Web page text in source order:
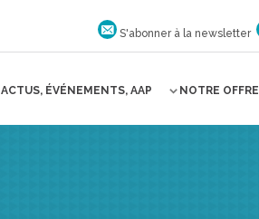
S'abonner à la newsletter
ACTUS, ÉVÉNEMENTS, AAP NOTRE OFFRE